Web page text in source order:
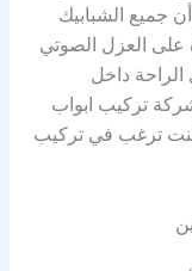
جميع الشبابيك
على العزل الصوتي
داخل
تركيب ابواب
كنت ترغب في تركيب